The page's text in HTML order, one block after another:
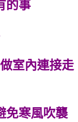
的事
室內連接走
免寒風吹襲